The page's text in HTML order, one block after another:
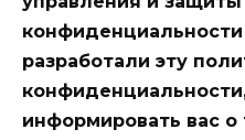
разработали эту
информировать вас о